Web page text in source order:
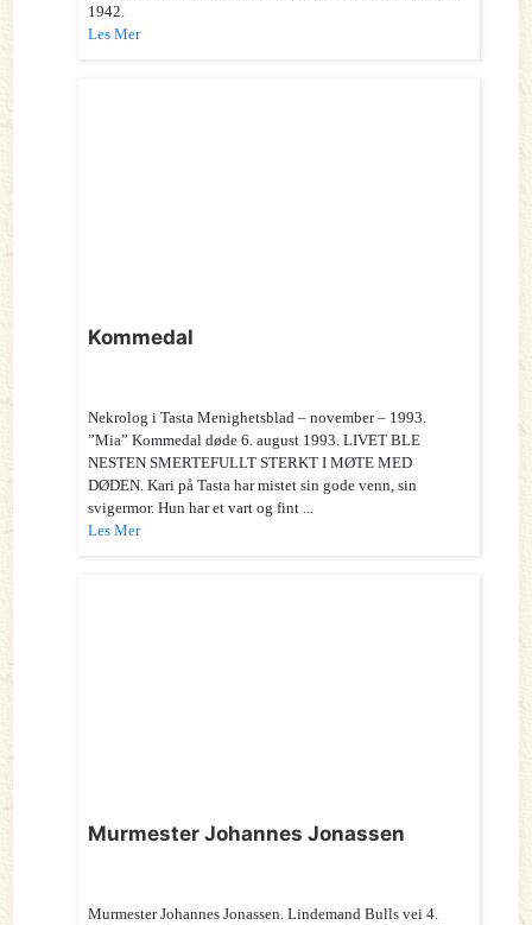
1942.
Les Mer
Kommedal
Nekrolog i Tasta Menighetsblad – november – 1993.
”Mia” Kommedal døde 6. august 1993. LIVET BLE
NESTEN SMERTEFULLT STERKT I MØTE MED
DØDEN. Kari på Tasta har mistet sin gode venn, sin
svigermor. Hun har et vart og fint ...
Les Mer
Murmester Johannes Jonassen
Murmester Johannes Jonassen. Lindemand Bulls vei 4.